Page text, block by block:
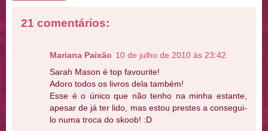
21 comentários:
Mariana Paixão 10 de julho de 2010 às 23:42
Sarah Mason é top favourite!
Adoro todos os livros dela também!
Esse é o único que não tenho na minha estante,
apesar de já ter lido, mas estou prestes a consegui-
lo numa troca do skoob! :D